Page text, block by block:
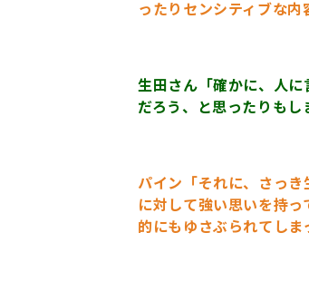
ったりセンシティブな内
生田さん「確かに、人
だろう、と思ったりもし
パイン「それに、さっ
に対して強い思いを持
的にもゆさぶられてしま